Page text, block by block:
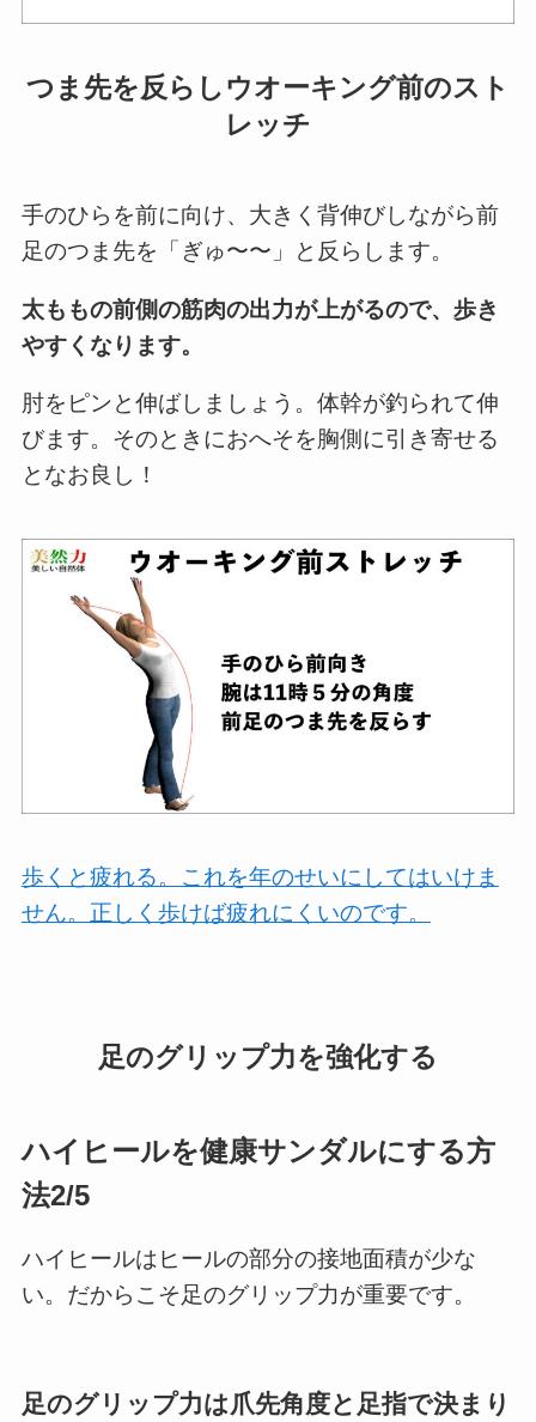
つま先を反らしウオーキング前のスト
レッチ
手のひらを前に向け、大きく背伸びしながら前
足のつま先を「ぎゅ〜〜」と反らします。
太ももの前側の筋肉の出力が上がるので、歩き
やすくなります。
肘をピンと伸ばしましょう。体幹が釣られて伸
びます。そのときにおへそを胸側に引き寄せる
となお良し！
歩くと疲れる。これを年のせいにしてはいけま
せん。正しく歩けば疲れにくいのです。
足のグリップ力を強化する
ハイヒールを健康サンダルにする方
法2/5
ハイヒールはヒールの部分の接地面積が少な
い。だからこそ足のグリップ力が重要です。
足のグリップ力は爪先角度と足指で決まり